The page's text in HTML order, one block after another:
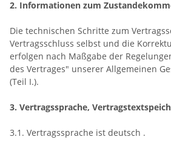
2. Informationen zum
Die technischen Schritte zum
Vertragsschluss selbst und die
erfolgen nach Maßgabe der
des Vertrages" unserer Allgemeinen
(Teil I.).
3. Vertragssprache,
3.1. Vertragssprache ist deutsch .